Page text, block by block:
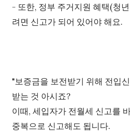
- 또한, 정부 주거지원 혜택(청
려면 신고가 되어 있어야 해요.
"보증금을 보전받기 위해 전입
받는 것 아시죠?
이때, 세입자가 전월세 신고를
중복으로 신고해도 됩니다.